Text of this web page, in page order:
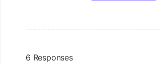
6 Responses